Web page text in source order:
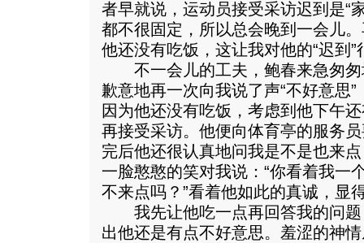
者早就说，运动员接受采访迟到是“
都不很固定，所以总会晚到一会儿
他还没有吃饭，这让我对他的“迟到”
不一会儿的工夫，鲍春来急匆匆
歉意地再一次向我说了声“不好意思
因为他还没有吃饭，考虑到他下午
再接受采访。他便向体育亭的服务
完后他还很认真地问我是不是也来
一脸憨憨的笑对我说：“你看着我一
不来点吗？”看着他如此的真诚，显
我先让他吃一点再回答我的问题
出他还是有点不好意思。羞涩的神